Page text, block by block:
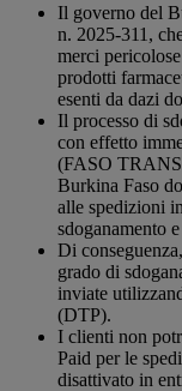
Il governo del
n. 2025-311,
merci
prodotti
esenti da dazi
Il processo di
con effetto
(FASO
Burkina Faso
alle spedizioni
sdoganamento
Di
grado di
inviate
(DTP).
I clienti non
Paid per le
disattivato in